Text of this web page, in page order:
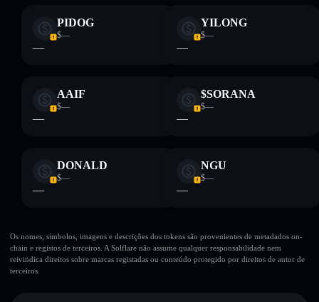
PIDOG
$—
—
YILONG
$—
—
AAIF
$—
—
$SORANA
$—
—
DONALD
$—
—
NGU
$—
—
Os nomes, símbolos, imagens e descrições dos tokens são provenientes de metadados on-
chain e registos de terceiros. A Solflare não assume qualquer responsabilidade nem
reivindica direitos sobre marcas registadas ou conteúdo protegido por direitos de autor de
terceiros.